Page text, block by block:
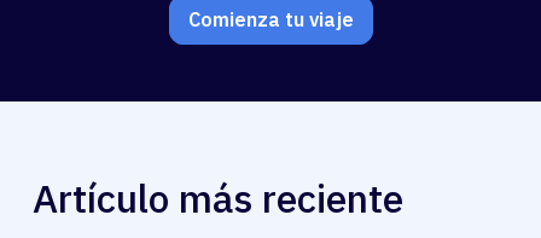
Comienza tu viaje
Artículo más reciente